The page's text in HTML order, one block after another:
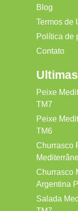
Blog
Termos de
Política de
Contato
Peixe
TM7
Peixe
TM6
Churrasco
Churrasco
Argentina
Salada